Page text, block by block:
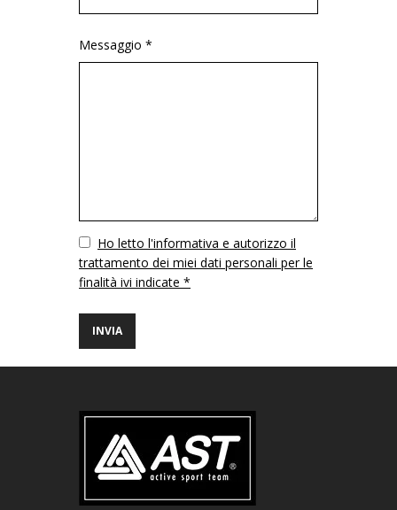
Messaggio *
VuotoHo letto l'informativa e autorizzo il
trattamento dei miei dati personali per le
finalità ivi indicate *